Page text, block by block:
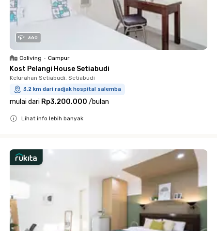
360
Coliving • Campur
Kost Pelangi House Setiabudi
Kelurahan Setiabudi, Setiabudi
3.2 km dari radjak hospital salemba
mulai dari Rp3.200.000 /bulan
Lihat info lebih banyak